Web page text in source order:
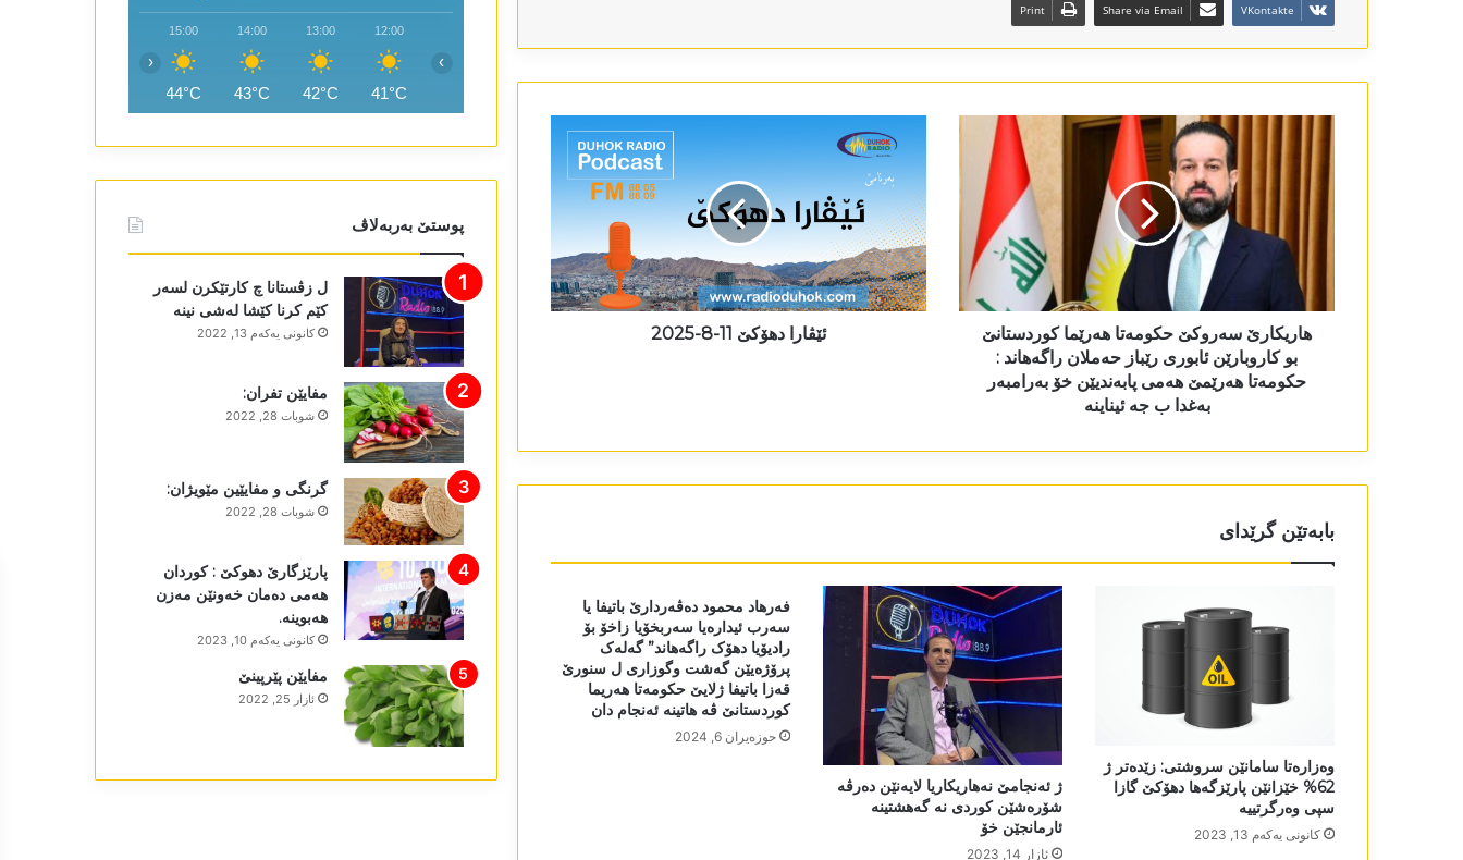
VKontakte
Share via Email
Print
ھاریکارێ سەروکێ حکومەتا ھەرێما کوردستانێ
بو کاروبارێن ئابوری رێباز حەملان راگەھاند :
حکومەتا ھەرێمێ ھەمی پابەندیێن خۆ بەرامبەر
بەغدا ب جە ئیناینە
ئێڤارا دھۆکێ 11-8-2025
بابەتێن گرێدای
وەزارەتا سامانێن سروشتی: زێدەتر ژ
62% خێزانێن پارێزگەها دهۆكێ گازا
سپی وەرگرتییە
كانونی یه‌كه‌م 13, 2023
ژ ئەنجامێ نەھاریکاریا لایەنێن دەرڤە
شۆرەشێن کوردی نە گەھشتینە
ئارمانجێن خۆ
ئازار 14, 2023
فەرھاد محمود دەڤەردارێ باتیفا یا
سەرب ئیدارەیا سەربخۆیا زاخۆ بۆ
رادیۆیا دھۆک راگەھاند” گەلەک
پرۆژەیێن گەشت وگوزاری ل سنورێ
قەزا باتیفا ژلایێ حکومەتا ھەریما
کوردستانێ ڤە ھاتینە ئەنجام دان
حوزه‌یران 6, 2024
12:00
41°C
13:00
42°C
14:00
43°C
15:00
44°C
‹ ›
پوستێ بەربەلاڤ
ل زڤستانا چ کارتێکرن لسەر
کێم کرنا کێشا لەشی نینە
كانونی یه‌كه‌م 13, 2022
مفایێن تفران:
شوبات 28, 2022
گرنگی و مفایێین مێویژان:
شوبات 28, 2022
پارێزگارێ دھوکێ : کوردان
ھەمی دەمان خەونێن مەزن
ھەبوینە.
كانونی یه‌كه‌م 10, 2023
مفایێن پێرپینێ
ئازار 25, 2022